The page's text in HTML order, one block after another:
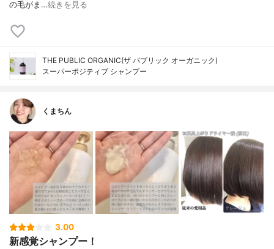
の毛がま…続きを見る
THE PUBLIC ORGANIC(ザ パブリック オーガニック)
スーパーポジティブ シャンプー
くまちん
3.00
新感覚シャンプー！